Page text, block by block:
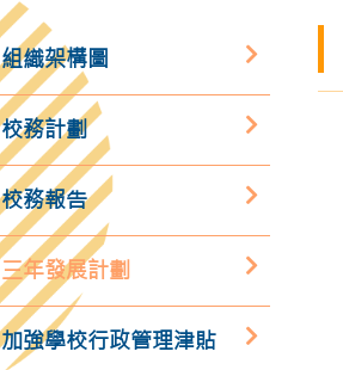
組織架構圖
校務計劃
校務報告
三年發展計劃
加強學校行政管理津貼